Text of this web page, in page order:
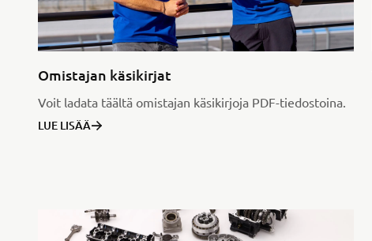
Omistajan käsikirjat
Voit ladata täältä omistajan käsikirjoja PDF-tiedostoina.
LUE LISÄÄ